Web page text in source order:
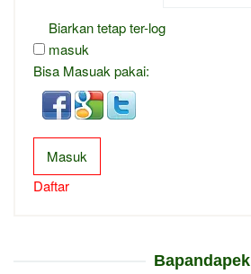
Biarkan tetap ter-log
masuk
Bisa Masuak pakai:
Masuk
Daftar
Bapandapek